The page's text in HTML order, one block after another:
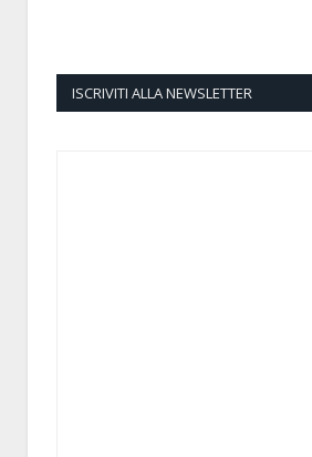
ISCRIVITI ALLA NEWSLETTER